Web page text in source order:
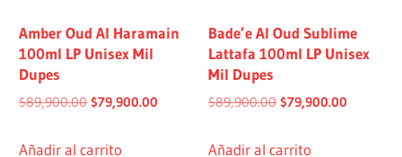
Amber Oud Al Haramain
100ml LP Unisex Mil
Dupes
$89,900.00 $79,900.00
Añadir al carrito
Bade’e Al Oud Sublime
Lattafa 100ml LP Unisex
Mil Dupes
$89,900.00 $79,900.00
Añadir al carrito